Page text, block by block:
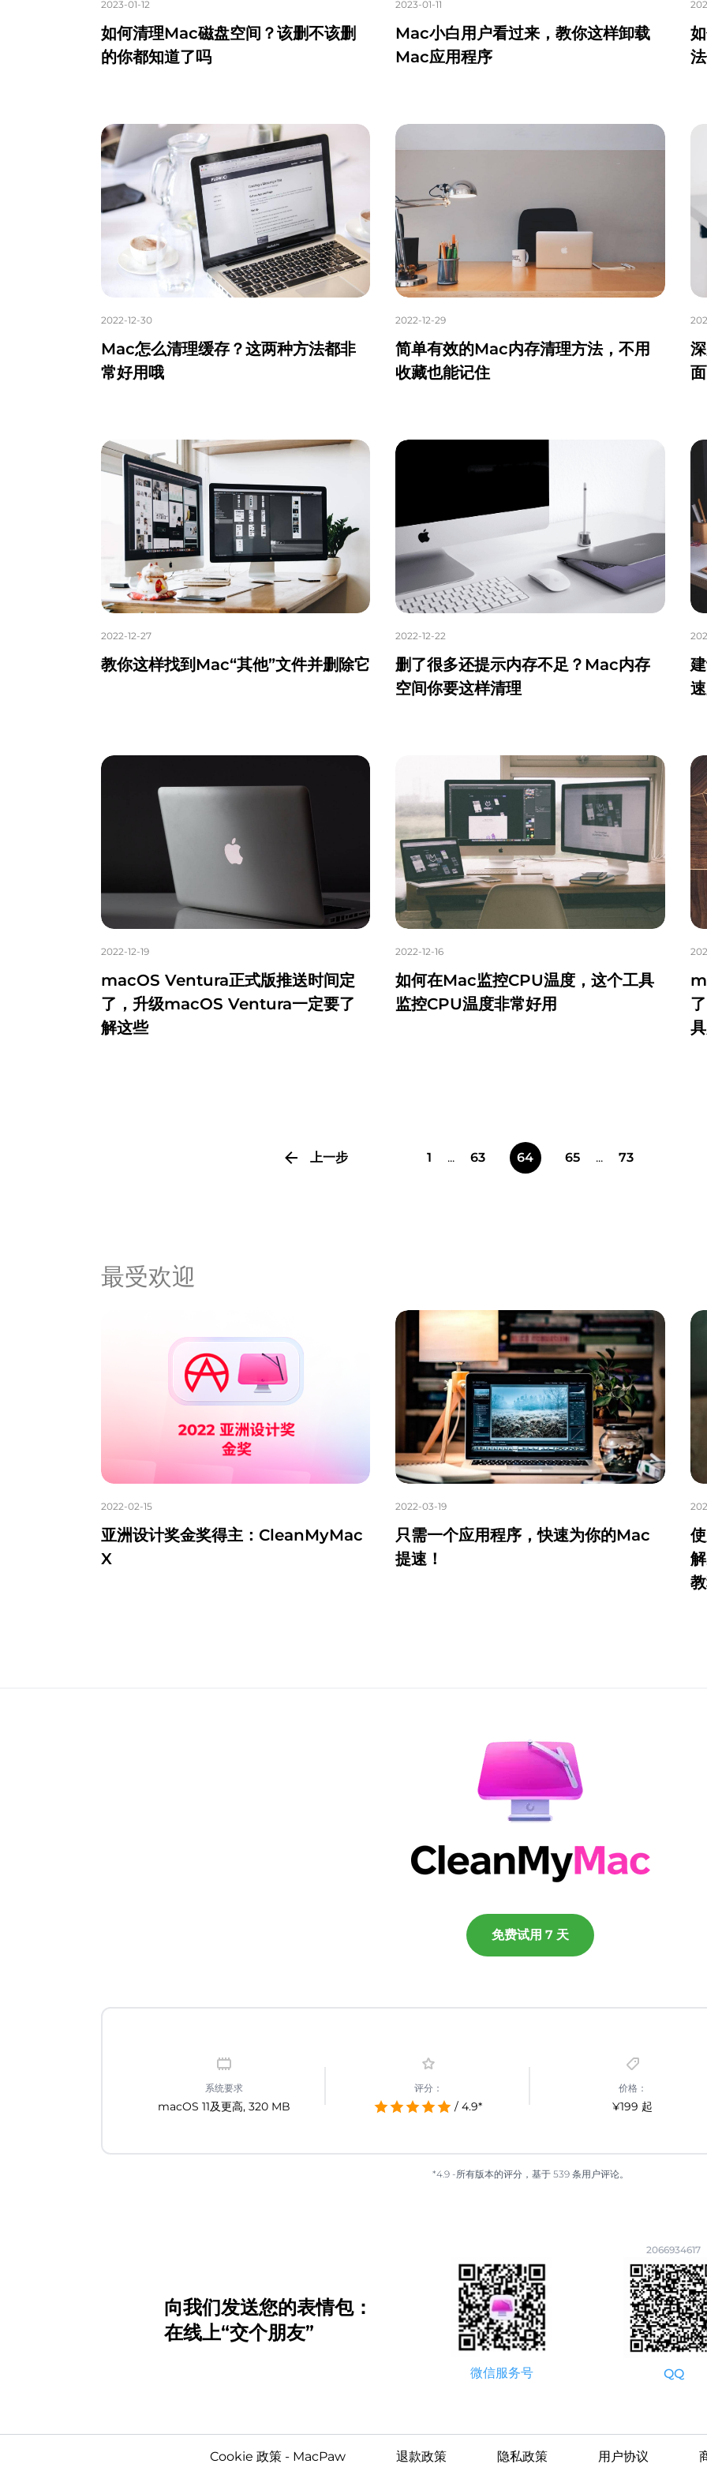
2023-01-12
如何清理Mac磁盘空间？该删不该删
的你都知道了吗
2023-01-11
Mac小白用户看过来，教你这样卸载
Mac应用程序
2022-12-30
Mac怎么清理缓存？这两种方法都非
常好用哦
2022-12-29
简单有效的Mac内存清理方法，不用
收藏也能记住
2022-12-27
教你这样找到Mac“其他”文件并删除它
2022-12-22
删了很多还提示内存不足？Mac内存
空间你要这样清理
2022-12-19
macOS Ventura正式版推送时间定
了，升级macOS Ventura一定要了
解这些
2022-12-16
如何在Mac监控CPU温度，这个工具
监控CPU温度非常好用
上一步 1 ... 63 64 65 ... 73
最受欢迎
2022-02-15
亚洲设计奖金奖得主：CleanMyMac
X
2022-03-19
只需一个应用程序，快速为你的Mac
提速！
免费试用 7 天
系统要求
macOS 11及更高, 320 MB
评分：
/ 4.9*
价格：
¥199 起
*4.9 -所有版本的评分，基于 539 条用户评论。
向我们发送您的表情包：
在线上“交个朋友”
微信服务号
2066934617
QQ
Cookie 政策 - MacPaw 退款政策 隐私政策 用户协议